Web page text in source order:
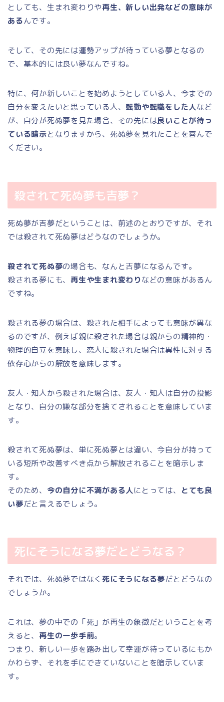
としても、生まれ変わりや再生、新しい出発などの意味が
あるんです。
そして、その先には運勢アップが待っている夢となるの
で、基本的には良い夢なんですね。
特に、何か新しいことを始めようとしている人、今までの
自分を変えたいと思っている人、 転勤や転職をした人など
が、自分が死ぬ夢を見た場合、その先には良いことが待っ
ている暗示となりますから、死ぬ夢を見れたことを喜んで
ください。
殺されて死ぬ夢も吉夢？
死ぬ夢が吉夢だということは、前述のとおりですが、それ
では殺されて死ぬ夢はどうなのでしょうか。
殺されて死ぬ夢の場合も、なんと吉夢になるんです。
殺される夢にも、再生や生まれ変わりなどの意味があるん
ですね。
殺される夢の場合は、殺された相手によっても意味が異な
るのですが、例えば親に殺された場合は親からの精神的・
物理的自立を意味し、恋人に殺された場合は異性に対する
依存心からの解放を意味します。
友人・知人から殺された場合は、友人・知人は自分の投影
となり、自分の嫌な部分を捨てされることを意味していま
す。
殺されて死ぬ夢は、単に死ぬ夢とは違い、今自分が持って
いる短所や改善すべき点から解放されることを暗示しま
す。
そのため、 今の自分に不満がある人にとっては、
とても良
い夢だと言えるでしょう。
死にそうになる夢だとどうなる？
それでは、死ぬ夢ではなく 死にそうになる夢だとどうなの
でしょうか。
これは、夢の中での「死」が再生の象徴だということを考
えると、再生の一歩手前。
つまり、新しい一歩を踏み出して幸運が待っているにもか
かわらず、それを手にできていないことを暗示していま
す。